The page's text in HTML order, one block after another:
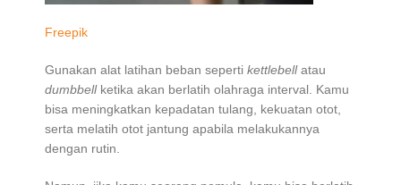
Freepik
Gunakan alat latihan beban seperti kettlebellatau
dumbbellketika akan berlatih olahraga interval. Kamu
bisa meningkatkan kepadatan tulang, kekuatan otot,
serta melatih otot jantung apabila melakukannya
dengan rutin.